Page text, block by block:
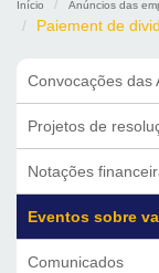
Início Anúncios das
Paiement de
Convocações das
Projetos de
Notações
Eventos sobre
Comunicados